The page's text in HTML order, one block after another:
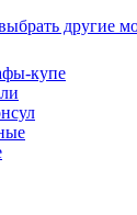
другие
купе